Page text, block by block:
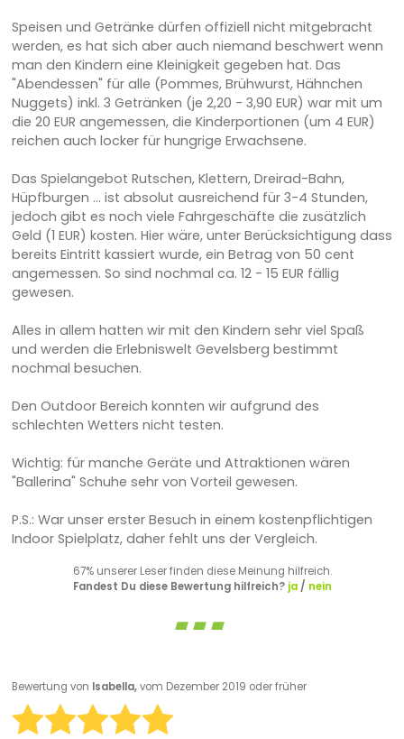
Speisen und Getränke dürfen offiziell nicht mitgebracht
werden, es hat sich aber auch niemand beschwert wenn
man den Kindern eine Kleinigkeit gegeben hat. Das
"Abendessen" für alle (Pommes, Brühwurst, Hähnchen
Nuggets) inkl. 3 Getränken (je 2,20 - 3,90 EUR) war mit um
die 20 EUR angemessen, die Kinderportionen (um 4 EUR)
reichen auch locker für hungrige Erwachsene.
Das Spielangebot Rutschen, Klettern, Dreirad-Bahn,
Hüpfburgen ... ist absolut ausreichend für 3-4 Stunden,
jedoch gibt es noch viele Fahrgeschäfte die zusätzlich
Geld (1 EUR) kosten. Hier wäre, unter Berücksichtigung dass
bereits Eintritt kassiert wurde, ein Betrag von 50 cent
angemessen. So sind nochmal ca. 12 - 15 EUR fällig
gewesen.
Alles in allem hatten wir mit den Kindern sehr viel Spaß
und werden die Erlebniswelt Gevelsberg bestimmt
nochmal besuchen.
Den Outdoor Bereich konnten wir aufgrund des
schlechten Wetters nicht testen.
Wichtig: für manche Geräte und Attraktionen wären
"Ballerina" Schuhe sehr von Vorteil gewesen.
P.S.: War unser erster Besuch in einem kostenpflichtigen
Indoor Spielplatz, daher fehlt uns der Vergleich.
67% unserer Leser finden diese Meinung hilfreich.
Fandest Du diese Bewertung hilfreich? ja/ nein
Bewertung von Isabella,vom Dezember 2019 oder früher